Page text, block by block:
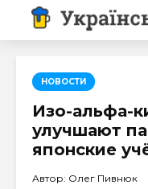
НОВОСТИ
Изо-альфа-
улучшают
японские
Автор: Олег Пивнюк